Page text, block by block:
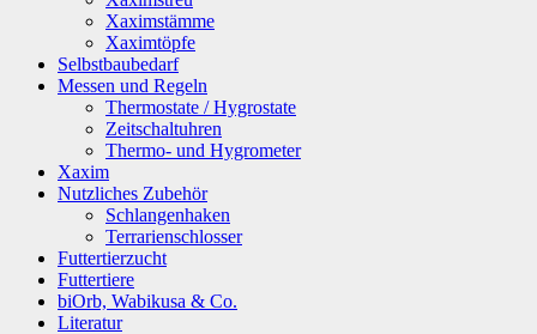
Xaximstämme
Xaximtöpfe
Selbstbaubedarf
Messen und Regeln
Thermostate / Hygrostate
Zeitschaltuhren
Thermo- und Hygrometer
Xaxim
Nutzliches Zubehör
Schlangenhaken
Terrarienschlosser
Futtertierzucht
Futtertiere
biOrb, Wabikusa & Co.
Literatur